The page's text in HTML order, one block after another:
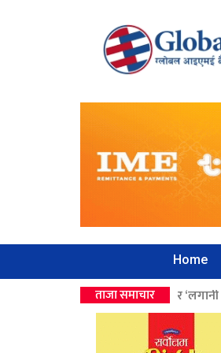
Home
ताजा समाचार
उपहार ‘लगानी बोर्डको सीईओ’ >>